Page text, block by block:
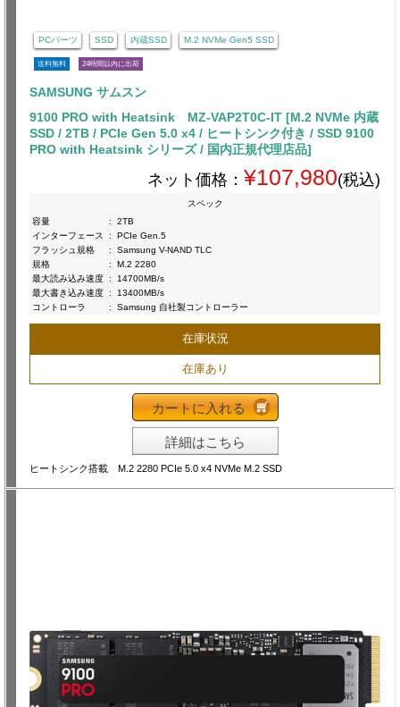
PCパーツ SSD 内蔵SSD M.2 NVMe Gen5 SSD
送料無料 24時間以内に出荷
SAMSUNG サムスン
9100 PRO with Heatsink MZ-VAP2T0C-IT [M.2 NVMe 内蔵
SSD / 2TB / PCIe Gen 5.0 x4 / ヒートシンク付き / SSD 9100
PRO with Heatsink シリーズ / 国内正規代理店品]
ネット価格： ¥107,980(税込)
スペック
容量
:
2TB
インターフェース
:
PCIe Gen.5
フラッシュ規格
:
Samsung V-NAND TLC
規格
:
M.2 2280
最大読み込み速度 :
14700MB/s
最大書き込み速度 :
13400MB/s
コントローラ
: Samsung 自社製コントローラー
在庫状況
在庫あり
カートに入れる
詳細はこちら
ヒートシンク搭載 M.2 2280 PCIe 5.0 x4 NVMe M.2 SSD